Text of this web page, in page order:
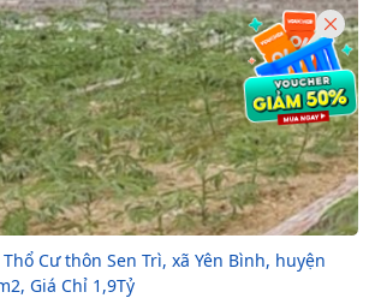
Cư thôn Sen Trì, xã Yên Bình, huyện
Giá Chỉ 1,9Tỷ